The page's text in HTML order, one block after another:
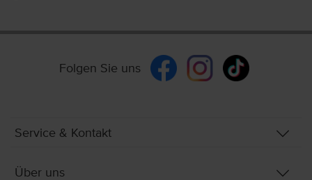
Folgen Sie uns
Service & Kontakt
Über uns